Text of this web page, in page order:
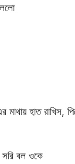
এর মাথায় হাত
বল ওকে